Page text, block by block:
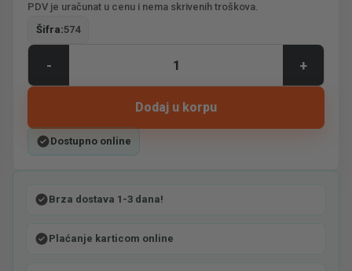
PDV je uračunat u cenu i nema skrivenih troškova.
Šifra:574
- +
Dodaj u korpu
Dostupno online
Brza dostava 1-3 dana!
Plaćanje karticom online